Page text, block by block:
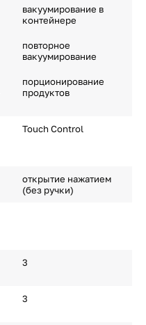
вакуумирование в
контейнере
повторное
вакуумирование
порционирование
продуктов
Touch Control
открытие нажатием
(без ручки)
3
3